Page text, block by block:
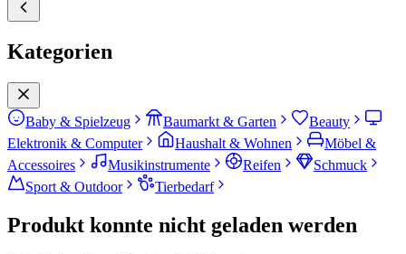
Kategorien
Baby & Spielzeug Baumarkt & Garten
Beauty
Elektronik & Computer
Haushalt & Wohnen
Möbel &
Accessoires
Musikinstrumente Reifen
Schmuck
Sport & Outdoor
Tierbedarf
Produkt konnte nicht geladen werden